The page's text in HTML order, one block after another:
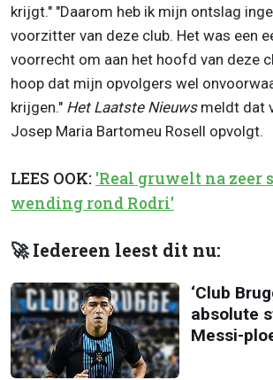
krijgt." "Daarom heb ik mijn ontslag
voorzitter van deze club. Het was een
voorrecht om aan het hoofd van deze
hoop dat mijn opvolgers wel
krijgen." Het Laatste Nieuwsmeldt dat
Josep Maria Bartomeu Rosell opvolgt.
LEES OOK: 'Real gruwelt na zeer
wending rond Rodri'
🚀 Iedereen leest dit nu:
‘Club
absolute
Messi-